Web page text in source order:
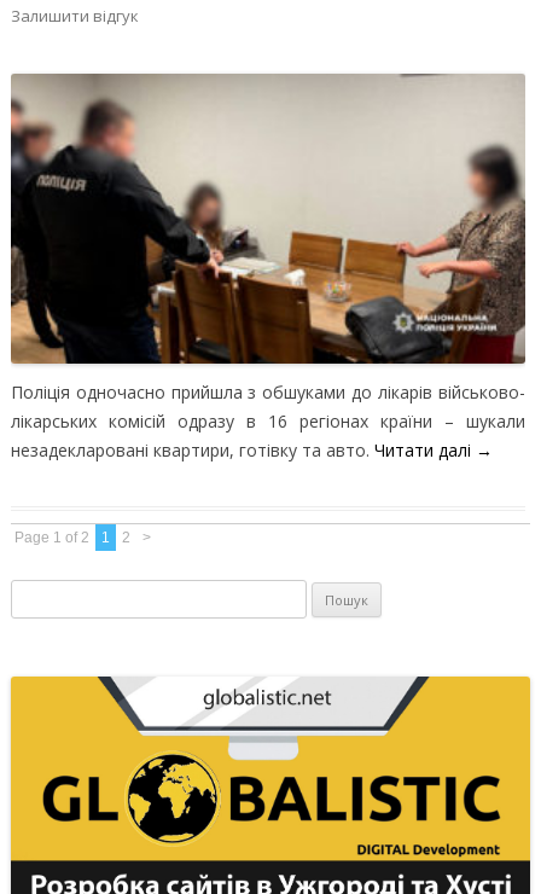
Залишити відгук
Поліція одночасно прийшла з обшуками до лікарів військово-
лікарських комісій одразу в 16 регіонах країни – шукали
незадекларовані квартири, готівку та авто. Читати далі →
Page 1 of 2 1 2 >